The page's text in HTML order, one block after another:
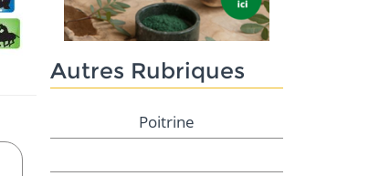
Autres Rubriques
Poitrine